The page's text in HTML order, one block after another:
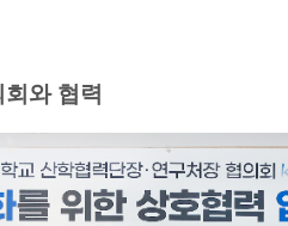
와 협력